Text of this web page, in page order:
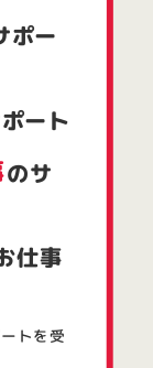
ポー
ート
のサ
仕事
トを受